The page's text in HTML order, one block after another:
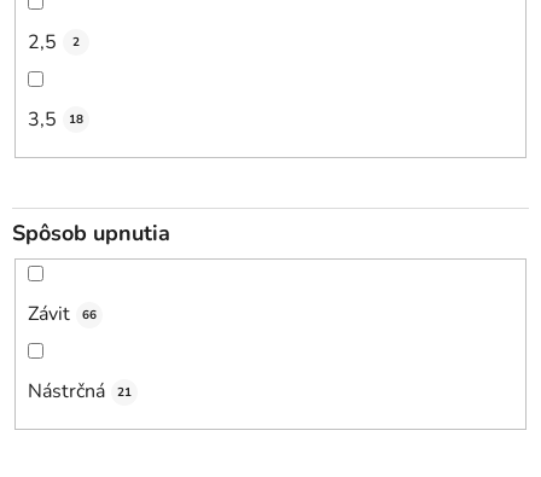
2,5 2
3,5 18
Spôsob upnutia
Závit 66
Nástrčná 21